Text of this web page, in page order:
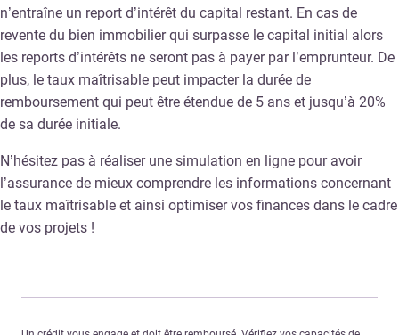
n’entraîne un report d’intérêt du capital restant. En cas de
revente du bien immobilier qui surpasse le capital initial alors
les reports d’intérêts ne seront pas à payer par l’emprunteur. De
plus, le taux maîtrisable peut impacter la durée de
remboursement qui peut être étendue de 5 ans et jusqu’à 20%
de sa durée initiale.
N’hésitez pas à réaliser une simulation en ligne pour avoir
l’assurance de mieux comprendre les informations concernant
le taux maîtrisable et ainsi optimiser vos finances dans le cadre
de vos projets !